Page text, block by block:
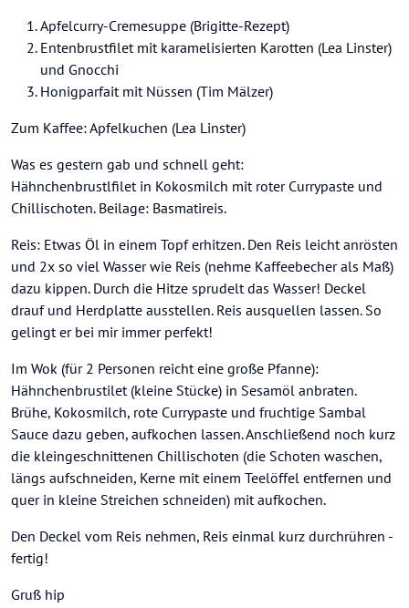
Apfelcurry-Cremesuppe (Brigitte-Rezept)
Entenbrustfilet mit karamelisierten Karotten (Lea Linster)
und Gnocchi
Honigparfait mit Nüssen (Tim Mälzer)
Zum Kaffee: Apfelkuchen (Lea Linster)
Was es gestern gab und schnell geht:
Hähnchenbrustlfilet in Kokosmilch mit roter Currypaste und
Chillischoten. Beilage: Basmatireis.
Reis: Etwas Öl in einem Topf erhitzen. Den Reis leicht anrösten
und 2x so viel Wasser wie Reis (nehme Kaffeebecher als Maß)
dazu kippen. Durch die Hitze sprudelt das Wasser! Deckel
drauf und Herdplatte ausstellen. Reis ausquellen lassen. So
gelingt er bei mir immer perfekt!
Im Wok (für 2 Personen reicht eine große Pfanne):
Hähnchenbrustilet (kleine Stücke) in Sesamöl anbraten.
Brühe, Kokosmilch, rote Currypaste und fruchtige Sambal
Sauce dazu geben, aufkochen lassen. Anschließend noch kurz
die kleingeschnittenen Chillischoten (die Schoten waschen,
längs aufschneiden, Kerne mit einem Teelöffel entfernen und
quer in kleine Streichen schneiden) mit aufkochen.
Den Deckel vom Reis nehmen, Reis einmal kurz durchrühren -
fertig!
Gruß hip